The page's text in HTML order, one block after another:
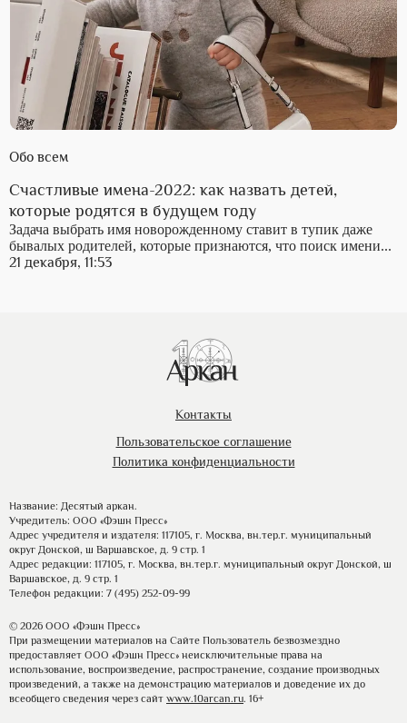
Обо всем
Счастливые имена-2022: как назвать детей,
которые родятся в будущем году
Задача выбрать имя новорожденному ставит в тупик даже
бывалых родителей, которые признаются, что поиск имени...
21 декабря, 11:53
Контакты
Пользовательское соглашение
Политика конфиденциальности
Название: Десятый аркан.
Учредитель: ООО «Фэшн Пресс»
Адрес учредителя и издателя: 117105, г. Москва, вн.тер.г. муниципальный
округ Донской, ш Варшавское, д. 9 стр. 1
Адрес редакции: 117105, г. Москва, вн.тер.г. муниципальный округ Донской, ш
Варшавское, д. 9 стр. 1
Телефон редакции: 7 (495) 252-09-99
© 2026 ООО «Фэшн Пресс»
При размещении материалов на Сайте Пользователь безвозмездно
предоставляет ООО «Фэшн Пресс» неисключительные права на
использование, воспроизведение, распространение, создание производных
произведений, а также на демонстрацию материалов и доведение их до
всеобщего сведения через сайт www.10arcan.ru. 16+